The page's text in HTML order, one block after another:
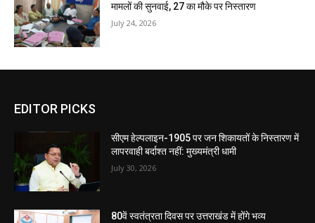
मामलों की सुनवाई, 27 का मौके पर निस्तारण
July 24, 2026
EDITOR PICKS
सीएम हेल्पलाइन-1905 पर जन शिकायतों के निस्तारण में
लापरवाही बर्दाश्त नहीं: मुख्यमंत्री धामी
July 30, 2026
80वें स्वतंत्रता दिवस पर उत्तराखंड में होंगे भव्य